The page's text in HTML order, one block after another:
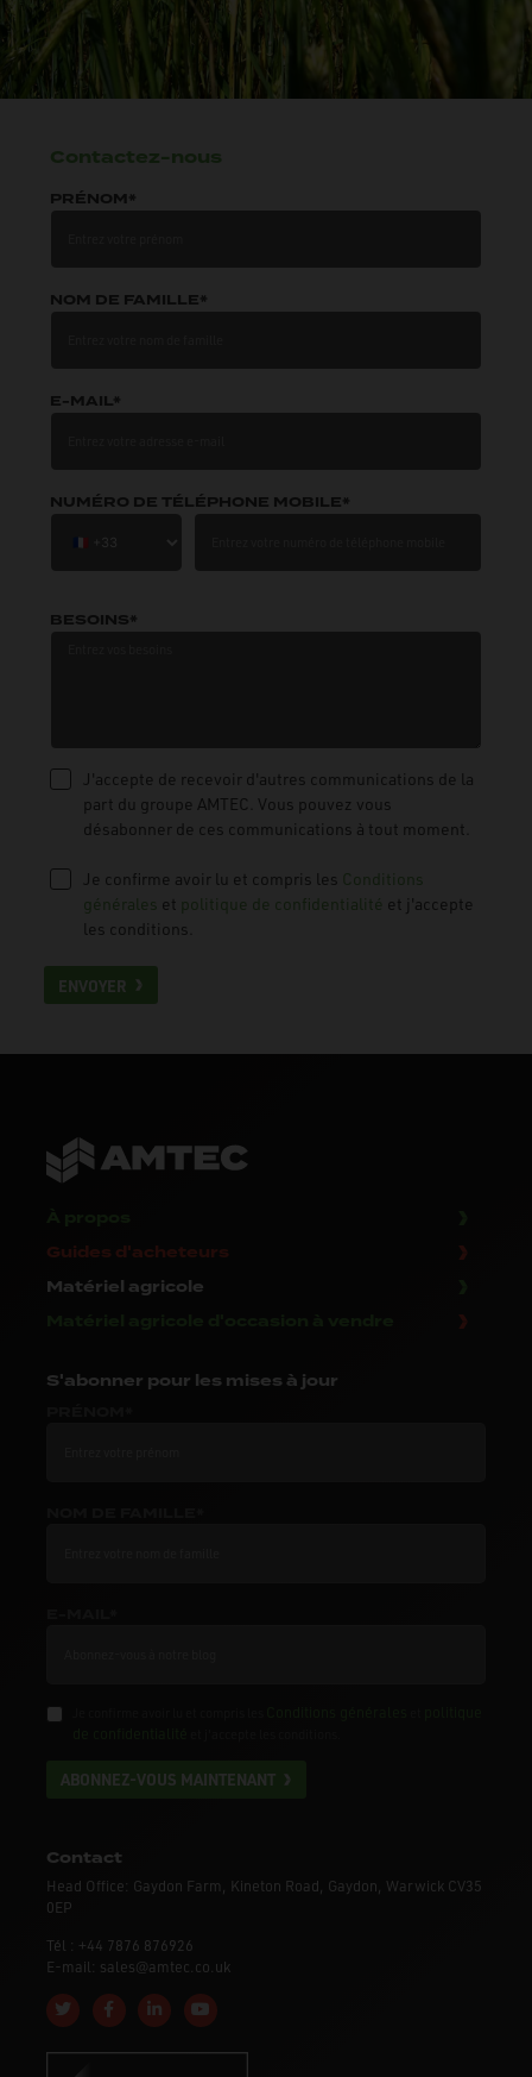
Contactez-nous
PRÉNOM*
NOM DE FAMILLE*
E-MAIL*
NUMÉRO DE TÉLÉPHONE MOBILE*
BESOINS*
J'accepte de recevoir d'autres communications de la
part du groupe AMTEC. Vous pouvez vous
désabonner de ces communications à tout moment.
Je confirme avoir lu et compris les Conditions
générales et politique de confidentialité et j'accepte
les conditions.
ENVOYER
Contact
Head Office: Gaydon Farm, Kineton Road, Gaydon, Warwick CV35
0EP
Tél : +44 7876 876926
E-mail: sales@amtec.co.uk
Follow us on Twitter
Like us on Facebook
Connect with us on Linkedin
Subscribe to us on YouTube
Guides d'acheteurs
Matériel agricole
S'abonner pour les mises à jour
ABONNEZ-VOUS MAINTENANT